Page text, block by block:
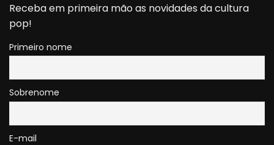
Receba em primeira mão as novidades da cultura
pop!
Primeiro nome
Sobrenome
E-mail